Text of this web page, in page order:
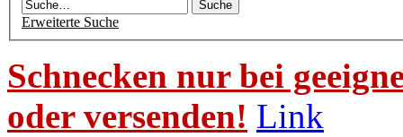
Erweiterte Suche
Schnecken nur bei
oder versenden! Link